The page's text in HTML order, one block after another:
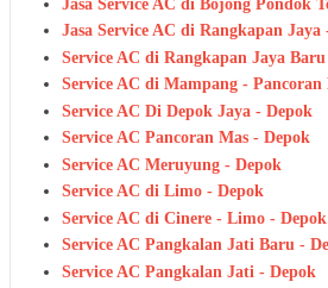
Jasa Service AC di Bojong Pondok
Jasa Service AC di Rangkapan Jaya
Service AC di Rangkapan Jaya
Service AC di Mampang - Pancoran
Service AC Di Depok Jaya - Depok
Service AC Pancoran Mas - Depok
Service AC Meruyung - Depok
Service AC di Limo - Depok
Service AC di Cinere - Limo - Depok
Service AC Pangkalan Jati Baru -
Service AC Pangkalan Jati - Depok